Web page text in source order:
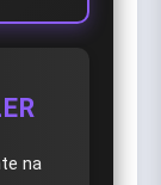
na